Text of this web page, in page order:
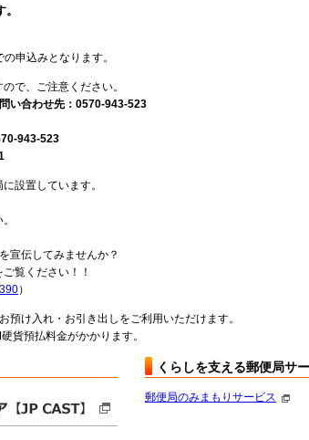
申込みとなります。
で、ご注意ください。
い合わせ先：0570-943-523
943-523
設置しています。
宣伝してみませんか？
覧ください！！
）
預け入れ・お引き出しをご利用いただけます。
貨預払料金がかかります。
くらしを支える郵便局サ
郵便局のみまもりサービス